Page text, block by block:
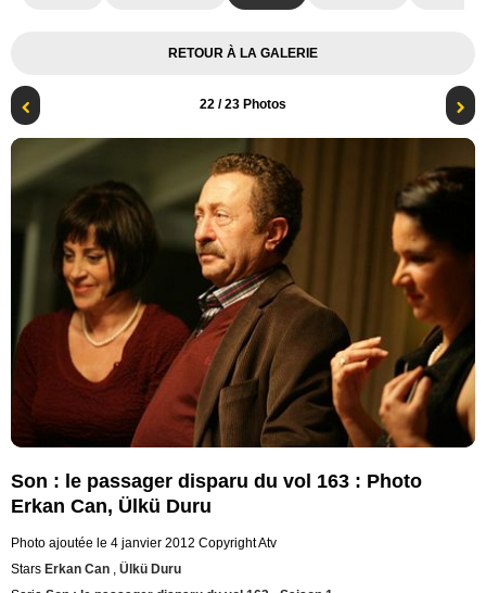
RETOUR À LA GALERIE
22 / 23 Photos
Son : le passager disparu du vol 163 : Photo
Erkan Can, Ülkü Duru
Photo ajoutée le 4 janvier 2012 Copyright Atv
Stars Erkan Can , Ülkü Duru